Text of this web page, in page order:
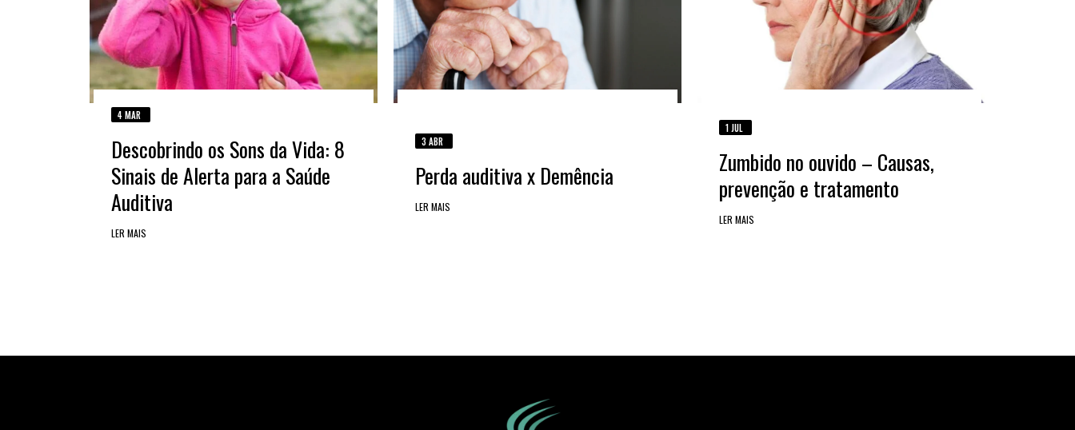
4 MAR
Descobrindo os Sons da Vida: 8
Sinais de Alerta para a Saúde
Auditiva
LER MAIS
3 ABR
Perda auditiva x Demência
LER MAIS
1 JUL
Zumbido no ouvido – Causas,
prevenção e tratamento
LER MAIS